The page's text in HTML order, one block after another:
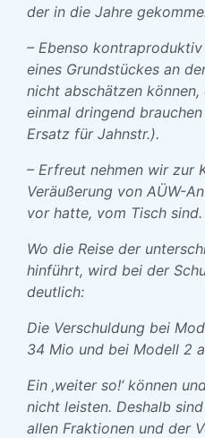
der in die Jahre
– Ebenso
eines Grundstückes an
nicht abschätzen
einmal dringend
Ersatz für Jahnstr.).
– Erfreut nehmen wir zur
Veräußerung von AÜW-
vor hatte, vom Tisch sind.
Wo die Reise der
hinführt, wird bei der
deutlich:
Die Verschuldung bei
34 Mio und bei Modell 2
Ein ‚weiter so!‘ können
nicht leisten. Deshalb
allen Fraktionen und der